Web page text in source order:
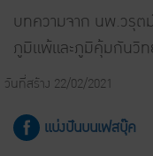
บทความจาก นพ.วรุต
ภูมิแพ้และภูมิคุ้มกันวิท
วันที่สร้าง 22/02/2021
แบ่งปันบนเฟสบุ๊ค